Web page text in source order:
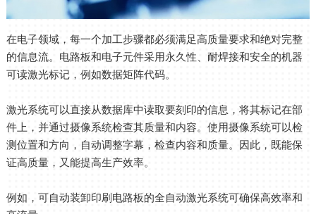
在电子领域，每一个加工步骤都必须满足高质量要求和绝对完整
的信息流。电路板和电子元件采用永久性、耐焊接和安全的机器
可读激光标记，例如数据矩阵代码。
激光系统可以直接从数据库中读取要刻印的信息，将其标记在部
件上，并通过摄像系统检查其质量和内容。使用摄像系统可以检
测位置和方向，自动调整字幕，检查内容和质量。因此，既能保
证高质量，又能提高生产效率。
例如，可自动装卸印刷电路板的全自动激光系统可确保高效率和